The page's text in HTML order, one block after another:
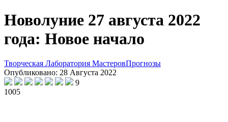
Новолуние 27 августа 2022
года: Новое начало
Творческая Лаборатория МастеровПрогнозы
Опубликовано: 28 Августа 2022
9
1005